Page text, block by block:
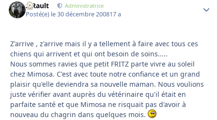
S.Rault Administratrice
Posté(e) le 30 décembre 200817 a
Z'arrive , z'arrive mais il y a tellement à faire avec tous ces
chiens qui arrivent et qui ont besoin de soins.....
Nous sommes ravies que petit FRITZ parte vivre au soleil
chez Mimosa. C'est avec toute notre confiance et un grand
plaisir qu'elle deviendra sa nouvelle maman. Nous voulions
juste vérifier avant auprès du vétérinaire qu'il était en
parfaite santé et que Mimosa ne risquait pas d'avoir à
nouveau du chagrin dans quelques mois.